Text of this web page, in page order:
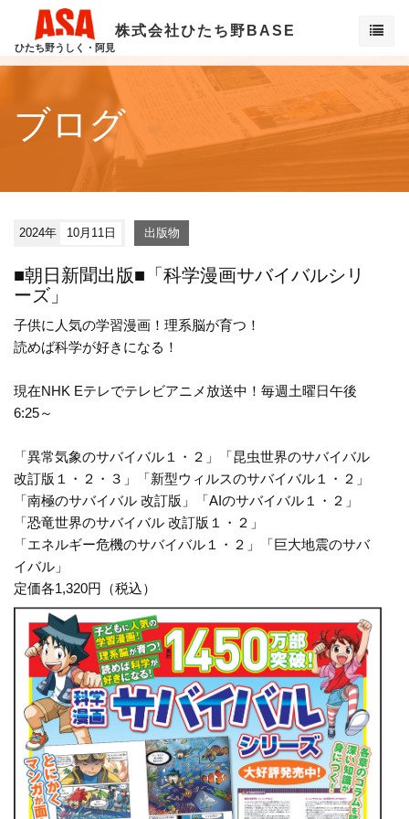
ひたち野うしく・阿見
株式会社ひたち野BASE
ブログ
2024年 10月11日 出版物
■朝日新聞出版■「科学漫画サバイバルシリ
ーズ」
子供に人気の学習漫画！理系脳が育つ！
読めば科学が好きになる！
現在NHK Eテレでテレビアニメ放送中！毎週土曜日午後
6:25～
「異常気象のサバイバル１・２」「昆虫世界のサバイバル
改訂版１・２・３」「新型ウィルスのサバイバル１・２」
「南極のサバイバル 改訂版」「AIのサバイバル１・２」
「恐竜世界のサバイバル 改訂版１・２」
「エネルギー危機のサバイバル１・２」「巨大地震のサバ
イバル」
定価各1,320円（税込）